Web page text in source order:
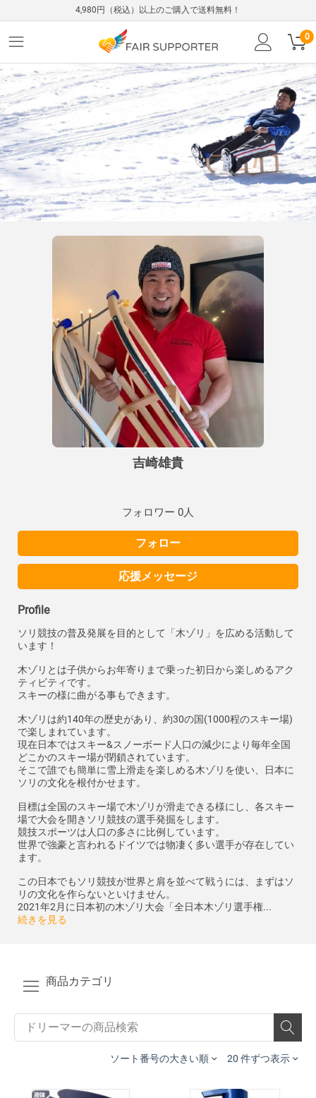
4,980円（税込）以上のご購入で送料無料！
0
吉崎雄貴
フォロワー 0人
フォロー
応援メッセージ
Profile
ソリ競技の普及発展を目的として「木ゾリ」を広める活動して
います！
木ゾリとは子供からお年寄りまで乗った初日から楽しめるアク
ティビティです。
スキーの様に曲がる事もできます。
木ゾリは約140年の歴史があり、約30の国(1000程のスキー場)
で楽しまれています。
現在日本ではスキー&スノーボード人口の減少により毎年全国
どこかのスキー場が閉鎖されています。
そこで誰でも簡単に雪上滑走を楽しめる木ゾリを使い、日本に
ソリの文化を根付かせます。
目標は全国のスキー場で木ゾリが滑走できる様にし、各スキー
場で大会を開きソリ競技の選手発掘をします。
競技スポーツは人口の多さに比例しています。
世界で強豪と言われるドイツでは物凄く多い選手が存在してい
ます。
この日本でもソリ競技が世界と肩を並べて戦うには、まずはソ
リの文化を作らないといけません。
2021年2月に日本初の木ゾリ大会「全日本木ゾリ選手権...
続きを見る
商品カテゴリ
ソート番号の大きい順 20 件ずつ表示